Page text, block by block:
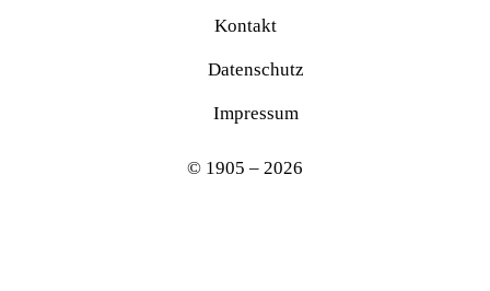
Kontakt
Datenschutz
Impressum
© 1905 – 2026